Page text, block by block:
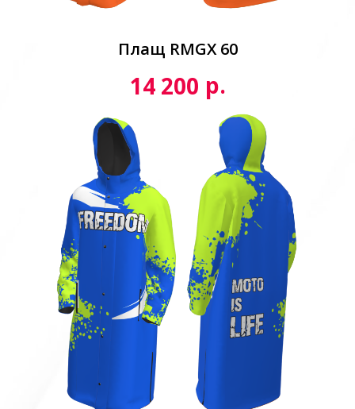
Плащ RMGX 60
14 200 р.